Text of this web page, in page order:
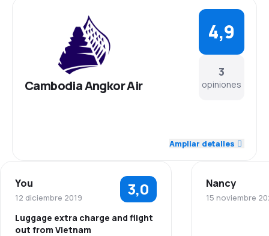
Cambodia Angkor Air
3
opiniones
4,9
5,0
Precio del billete
Ampliar detalles
You
12 diciembre 2019 3,0
Luggage extra charge and flight
out from Vietnam
Nancy
15 noviembre